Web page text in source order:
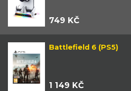
749 KČ
Battlefield 6 (PS5)
1 149 KČ